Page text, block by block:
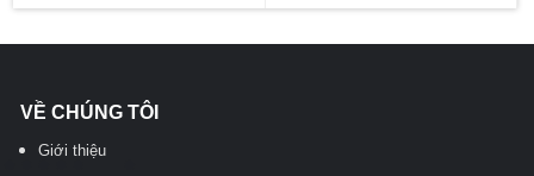
VỀ CHÚNG TÔI
Giới thiệu